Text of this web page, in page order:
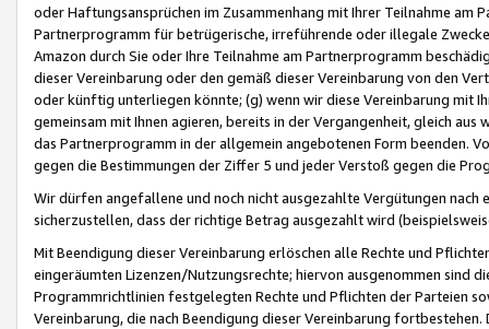
oder Haftungsansprüchen im Zusammenhang mit Ihrer Teilnahme am
Partnerprogramm für betrügerische, irreführende oder illegale
Amazon durch Sie oder Ihre Teilnahme am Partnerprogramm
dieser Vereinbarung oder den gemäß dieser Vereinbarung von den
oder künftig unterliegen könnte; (g) wenn wir diese Vereinbarung mit
gemeinsam mit Ihnen agieren, bereits in der Vergangenheit, gleich
das Partnerprogramm in der allgemein angebotenen Form beenden.
gegen die Bestimmungen der Ziffer 5 und jeder Verstoß gegen die
Wir dürfen angefallene und noch nicht ausgezahlte Vergütungen
sicherzustellen, dass der richtige Betrag ausgezahlt wird
Mit Beendigung dieser Vereinbarung erlöschen alle Rechte und
eingeräumten Lizenzen/Nutzungsrechte; hiervon ausgenommen sind
Programmrichtlinien festgelegten Rechte und Pflichten der Parteien
Vereinbarung, die nach Beendigung dieser Vereinbarung